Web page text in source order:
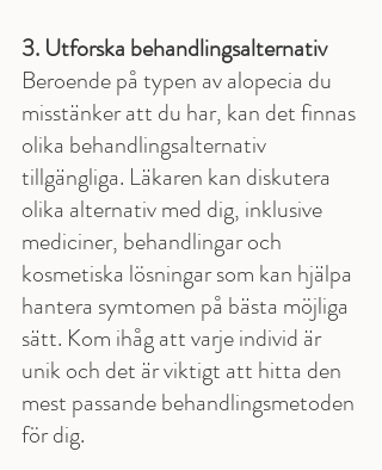
3. Utforska behandlingsalternativ
Beroende på typen av alopecia du
misstänker att du har, kan det finnas
olika behandlingsalternativ
tillgängliga. Läkaren kan diskutera
olika alternativ med dig, inklusive
mediciner, behandlingar och
kosmetiska lösningar som kan hjälpa
hantera symtomen på bästa möjliga
sätt. Kom ihåg att varje individ är
unik och det är viktigt att hitta den
mest passande behandlingsmetoden
för dig.